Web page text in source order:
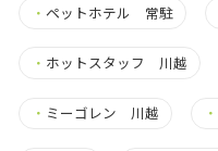
・ ペットホテル 常駐
・ ホットスタッフ 川越
・ ミーゴレン 川越 ・